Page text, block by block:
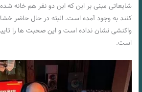
شایعاتی مبنی بر این که این دو نفر هم خانه
‌کنند به وجود آمده است. البته در حال حاضر
واکنشی نشان نداده است و این صحبت ها را
است.